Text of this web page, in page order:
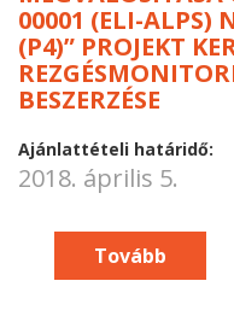
00001 (ELI-ALPS)
(P4)” PROJEKT
BESZERZÉSE
Ajánlattételi határidő:
2018. április 5.
Tovább